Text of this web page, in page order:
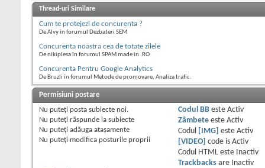
Thread-uri Similare
Cum te protejezi de concurenta ?
De Alvy în forumul Dezbateri SEM
Concurenta noastra cea de totate zilele
De nikiplesa în forumul SPAM made in .RO
Concurenta Pentru Google Analytics
De Bruzli în forumul Metode de promovare, Analiza trafic.
Permisiuni postare
Nu puteţi posta subiecte noi.
Nu puteţi răspunde la subiecte
Nu puteţi adăuga ataşamente
Nu puteţi modifica posturile proprii
Codul BBeste Activ
Zâmbeteeste Activ
Codul
[IMG] este Activ
[VIDEO]
code is Activ
Codul HTML este
Inactiv
Trackbacksare
Inactiv